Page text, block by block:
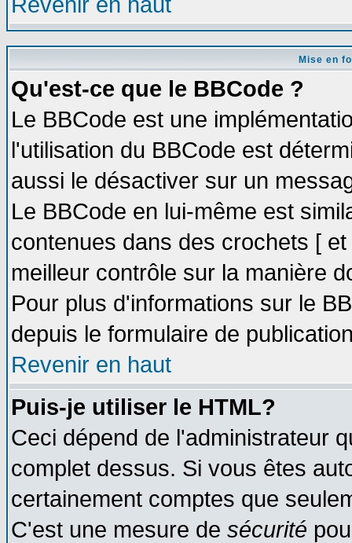
Mise en
Qu'est-ce que le BBCode ?
Le BBCode est une
l'utilisation du BBCode est
aussi le désactiver sur un
Le BBCode en lui-même est
contenues dans des crochets [
meilleur contrôle sur la manière
Pour plus d'informations sur le
depuis le formulaire de
Revenir en haut
Puis-je utiliser le HTML?
Ceci dépend de l'administrateur
complet dessus. Si vous êtes
certainement comptes que
C'est une mesure de sécurité